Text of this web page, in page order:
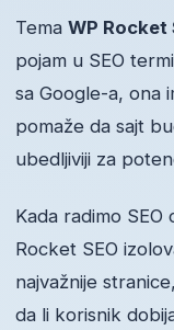
Tema WP Rocket
pojam u SEO
sa Google-a, ona
pomaže da sajt
ubedljiviji za
Kada radimo
Rocket SEO
najvažnije
da li korisnik